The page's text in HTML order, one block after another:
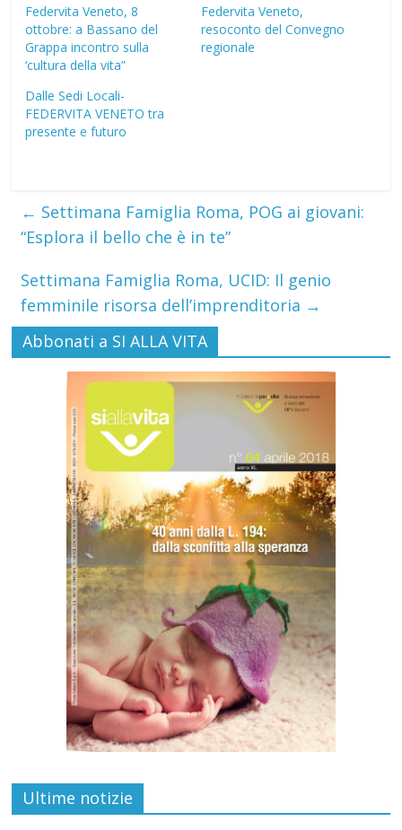
Federvita Veneto, 8
ottobre: a Bassano del
Grappa incontro sulla
‘cultura della vita”
Federvita Veneto,
resoconto del Convegno
regionale
Dalle Sedi Locali-
FEDERVITA VENETO tra
presente e futuro
← Settimana Famiglia Roma, POG ai giovani:
“Esplora il bello che è in te”
Settimana Famiglia Roma, UCID: Il genio
femminile risorsa dell’imprenditoria →
Abbonati a SI ALLA VITA
Ultime notizie